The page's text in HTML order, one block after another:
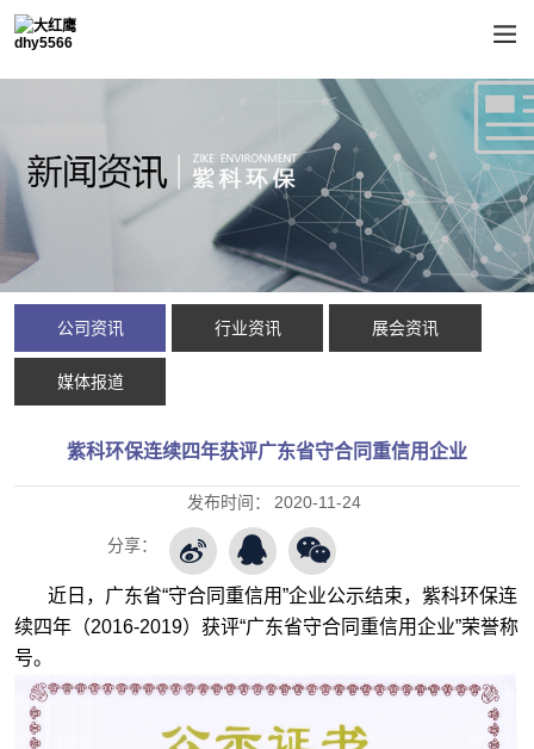
公司资讯 行业资讯 展会资讯
媒体报道
紫科环保连续四年获评广东省守合同重信用企业
发布时间： 2020-11-24
分享：
近日，广东省“守合同重信用”企业公示结束，紫科环保连
续四年（2016-2019）获评“广东省守合同重信用企业”荣誉称
号。